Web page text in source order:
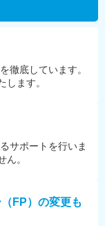
徹底しています。
ます。
サポートを⾏いま
。
FP）の変更も